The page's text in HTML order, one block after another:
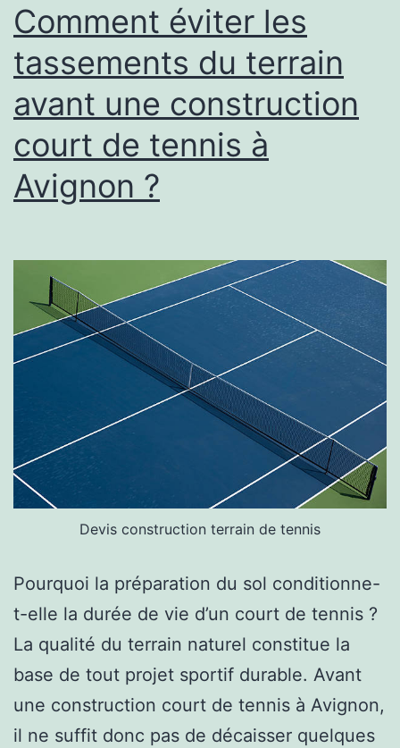
une
toiture
ancienne
?
Comment éviter les
tassements du terrain
avant une construction
court de tennis à
Avignon ?
Devis construction terrain de tennis
Pourquoi la préparation du sol conditionne-
t-elle la durée de vie d’un court de tennis ?
La qualité du terrain naturel constitue la
base de tout projet sportif durable. Avant
une construction court de tennis à Avignon,
il ne suffit donc pas de décaisser quelques